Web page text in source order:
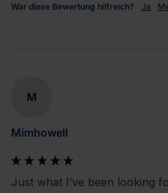
War diese Bewertung hilfreich? Ja
M
Mimhowell
Just what I’ve been looking